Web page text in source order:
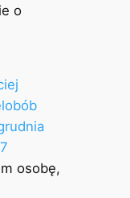
o
osobę,